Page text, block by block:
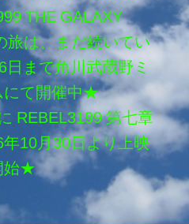
THE GALAXY
旅は、まだ続いてい
日まで角川武蔵野ミ
にて開催中★
REBEL3199 第七章
10月30日より上映
始★